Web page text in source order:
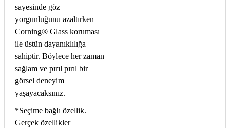
sayesinde göz
yorgunluğunu azaltırken
Corning® Glass koruması
ile üstün dayanıklılığa
sahiptir. Böylece her zaman
sağlam ve pırıl pırıl bir
görsel deneyim
yaşayacaksınız.
*Seçime bağlı özellik.
Gerçek özellikler